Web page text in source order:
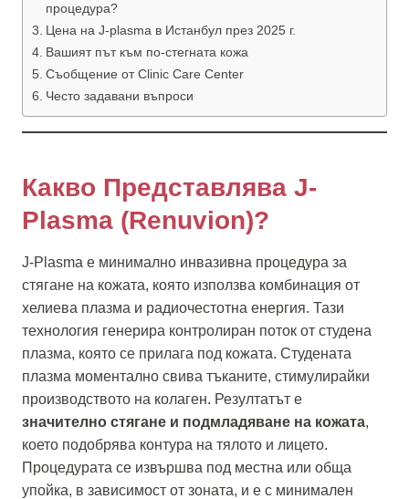
процедура?
Цена на J-plasma в Истанбул през 2025 г.
Вашият път към по-стегната кожа
Съобщение от Clinic Care Center
Често задавани въпроси
Какво Представлява J-
Plasma (Renuvion)?
J-Plasma е минимално инвазивна процедура за
стягане на кожата, която използва комбинация от
хелиева плазма и радиочестотна енергия. Тази
технология генерира контролиран поток от студена
плазма, която се прилага под кожата. Студената
плазма моментално свива тъканите, стимулирайки
производството на колаген. Резултатът е
значително стягане и подмладяване на кожата,
което подобрява контура на тялото и лицето.
Процедурата се извършва под местна или обща
упойка, в зависимост от зоната, и е с минимален